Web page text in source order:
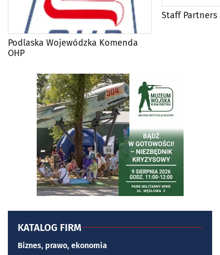
Podlaska Wojewódzka Komenda
OHP
Staff Partners
KATALOG FIRM
Biznes, prawo, ekonomia